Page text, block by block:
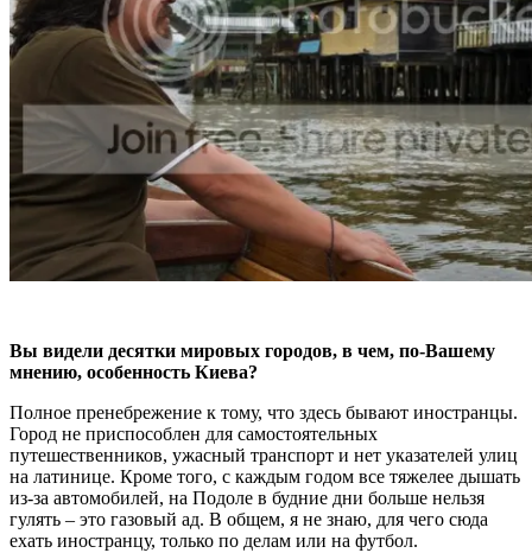
Вы видели десятки мировых городов, в чем, по-Вашему
мнению, особенность Киева?
Полное пренебрежение к тому, что здесь бывают иностранцы.
Город не приспособлен для самостоятельных
путешественников, ужасный транспорт и нет указателей улиц
на латинице. Кроме того, с каждым годом все тяжелее дышать
из-за автомобилей, на Подоле в будние дни больше нельзя
гулять – это газовый ад. В общем, я не знаю, для чего сюда
ехать иностранцу, только по делам или на футбол.